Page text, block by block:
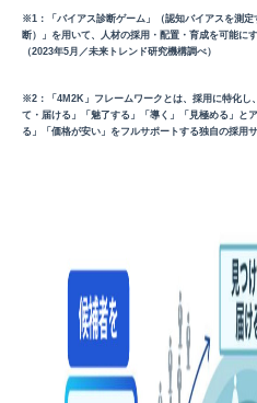
※1：「バイアス診断ゲーム」（認知バイアスを測
断）」を用いて、人材の採用・配置・育成を可能に
（2023年5月／未来トレンド研究機構調べ）
※2：「4M2K」フレームワークとは、採用に特化し
て・届ける」「魅了する」「導く」「見極める」と
る」「価格が安い」をフルサポートする独自の採用